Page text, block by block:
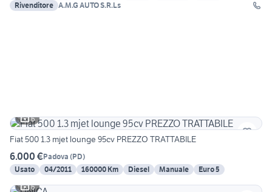
Rivenditore A.M.G AUTO S.R.Ls
6
Fiat 500 1.3 mjet lounge 95cv PREZZO TRATTABILE
6.000 €Padova (PD)
Usato
04/2011 160000 Km Diesel Manuale
Euro 5
6